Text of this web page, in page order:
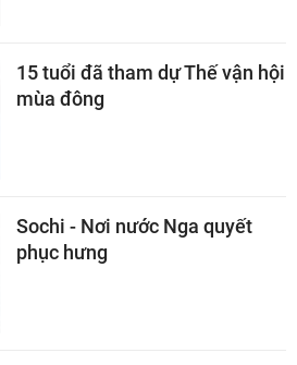
15 tuổi đã tham dự Thế vận hội
mùa đông
Sochi - Nơi nước Nga quyết
phục hưng